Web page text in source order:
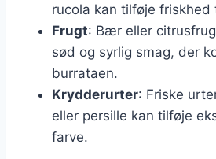
rucola kan tilføje friskhed
Frugt: Bær eller
sød og syrlig smag, der
burrataen.
Krydderurter: Friske
eller persille kan tilføje
farve.